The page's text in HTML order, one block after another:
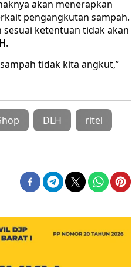
akan menerapkan
pengangkutan sampah.
ketentuan tidak akan
tidak kita angkut,”
DLH ritel